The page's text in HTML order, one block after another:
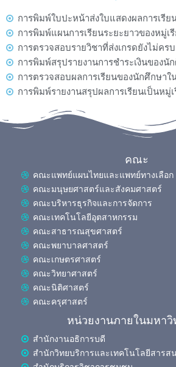
การพิมพ์ใบปะหน้าส่งใบแสดงผลการเรีย
การพิมพ์แผนการเรียนระยะยาวของหมู่เ
การตรวจสอบรายวิชาที่ส่งเกรดยังไม่ครบ
การพิมพ์สรุปรายงานการชำระเงินของนั
การตรวจสอบผลการเรียนของนักศึกษาใ
การพิมพ์รายงานสรุปผลการเรียนเป็นหมู่
คณะ
คณะแพทย์แผนไทยและแพทย์ทางเลือก
คณะมนุษยศาสตร์และสังคมศาสตร์
คณะบริหารธุรกิจและการจัดการ
คณะเทคโนโลยีอุตสาหกรรม
คณะสาธารณสุขศาสตร์
คณะพยาบาลศาสตร์
คณะเกษตรศาสตร์
คณะวิทยาศาสตร์
คณะนิติศาสตร์
คณะครุศาสตร์
หน่วยงานภายในมหาวิ
สำนักงานอธิการบดี
สำนักวิทยบริการและเทคโนโลยีสารส